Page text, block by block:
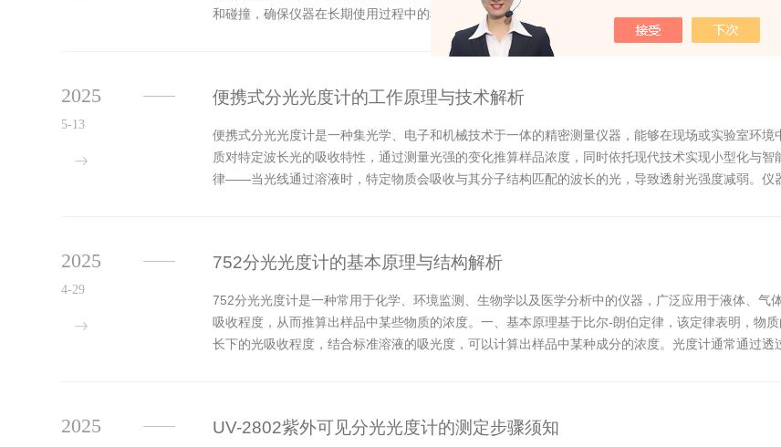
和碰撞，确保仪器在长期使用过程中的稳定性。在光学系统方面，该光度计有着特殊的设计。它采
测量结果更加准确可靠。在光路的传输过程中，光...
便携式分光光度计的工作原理与技术解析
便携式分光光度计是一种集光学、电子和机械技术于一体的精密测量仪器，能够在现场或实验室环
质对特定波长光的吸收特性，通过测量光强的变化推算样品浓度，同时依托现代技术实现小型化与
律——当光线通过溶液时，特定物质会吸收与其分子结构匹配的波长的光，导致透射光强度减弱。仪
2025
5-13
752分光光度计的基本原理与结构解析
752分光光度计是一种常用于化学、环境监测、生物学以及医学分析中的仪器，广泛应用于液体、
吸收程度，从而推算出样品中某些物质的浓度。一、基本原理基于比尔-朗伯定律，该定律表明，物
长下的光吸收程度，结合标准溶液的吸光度，可以计算出样品中某种成分的浓度。光度计通常通过
2025
4-29
UV-2802紫外可见分光光度计的测定步骤须知
2025